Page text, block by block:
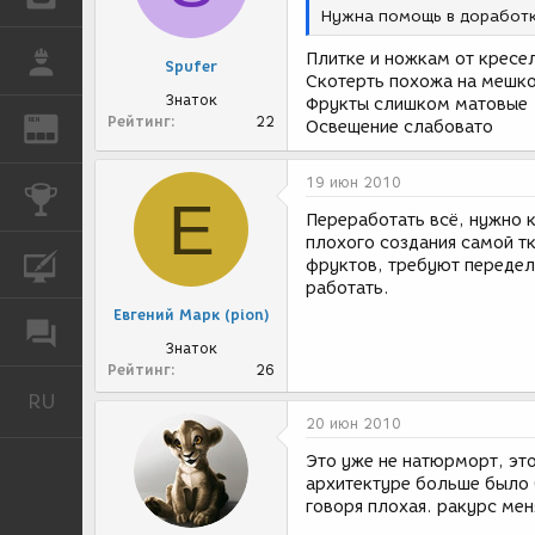
REN ЖУРНАЛ
КОНКУРСЫ
КУРСЫ
RU
Spufer
Знаток
Рейтинг
22
Нужна помощь в
Плитке и ножкам от
Скотерть похожа на
Фрукты слишком матовые
Освещение слабовато
Е
Евгений Марк (pion)
Знаток
Рейтинг
26
19 июн 2010
Переработать всё, нужно
плохого создания самой
фруктов, требуют
работать.
20 июн 2010
Это уже не натюрморт,
архитектуре больше
говоря плохая. ракурс